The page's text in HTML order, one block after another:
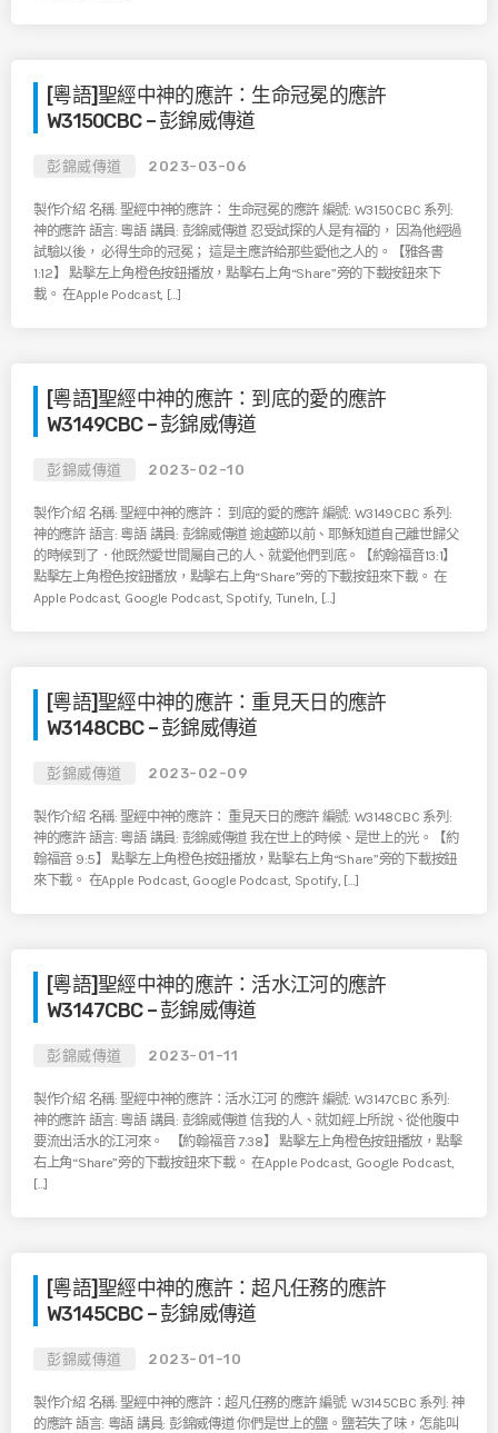
[粵語]聖經中神的應許：生命冠冕的應許
W3150CBC – 彭錦威傳道
彭錦威傳道 2023-03-06
製作介紹 名稱: 聖經中神的應許： 生命冠冕的應許 編號: W3150CBC 系列:
神的應許 語言: 粵語 講員: 彭錦威傳道 忍受試探的人是有福的， 因為他經過
試驗以後， 必得生命的冠冕； 這是主應許給那些愛他之人的。【雅各書
1:12】 點擊左上角橙色按鈕播放，點擊右上角“Share”旁的下載按鈕來下
載。 在Apple Podcast, […]
[粵語]聖經中神的應許：到底的愛的應許
W3149CBC – 彭錦威傳道
彭錦威傳道 2023-02-10
製作介紹 名稱: 聖經中神的應許： 到底的愛的應許 編號: W3149CBC 系列:
神的應許 語言: 粵語 講員: 彭錦威傳道 逾越節以前、耶穌知道自己離世歸父
的時候到了．他既然愛世間屬自己的人、就愛他們到底。【約翰福音13:1】
點擊左上角橙色按鈕播放，點擊右上角“Share”旁的下載按鈕來下載。 在
Apple Podcast, Google Podcast, Spotify, TuneIn, […]
[粵語]聖經中神的應許：重見天日的應許
W3148CBC – 彭錦威傳道
彭錦威傳道 2023-02-09
製作介紹 名稱: 聖經中神的應許： 重見天日的應許 編號: W3148CBC 系列:
神的應許 語言: 粵語 講員: 彭錦威傳道 我在世上的時候、是世上的光。【約
翰福音 9:5】 點擊左上角橙色按鈕播放，點擊右上角“Share”旁的下載按鈕
來下載。 在Apple Podcast, Google Podcast, Spotify, […]
[粵語]聖經中神的應許：活水江河的應許
W3147CBC – 彭錦威傳道
彭錦威傳道 2023-01-11
製作介紹 名稱: 聖經中神的應許：活水江河 的應許 編號: W3147CBC 系列:
神的應許 語言: 粵語 講員: 彭錦威傳道 信我的人、就如經上所說、從他腹中
要流出活水的江河來。 【約翰福音 7:38】 點擊左上角橙色按鈕播放，點擊
右上角“Share”旁的下載按鈕來下載。 在Apple Podcast, Google Podcast,
[…]
[粵語]聖經中神的應許：超凡任務的應許
W3145CBC – 彭錦威傳道
彭錦威傳道 2023-01-10
製作介紹 名稱: 聖經中神的應許：超凡任務的應許 編號: W3145CBC 系列: 神
的應許 語言: 粵語 講員: 彭錦威傳道 你們是世上的鹽。鹽若失了味，怎能叫